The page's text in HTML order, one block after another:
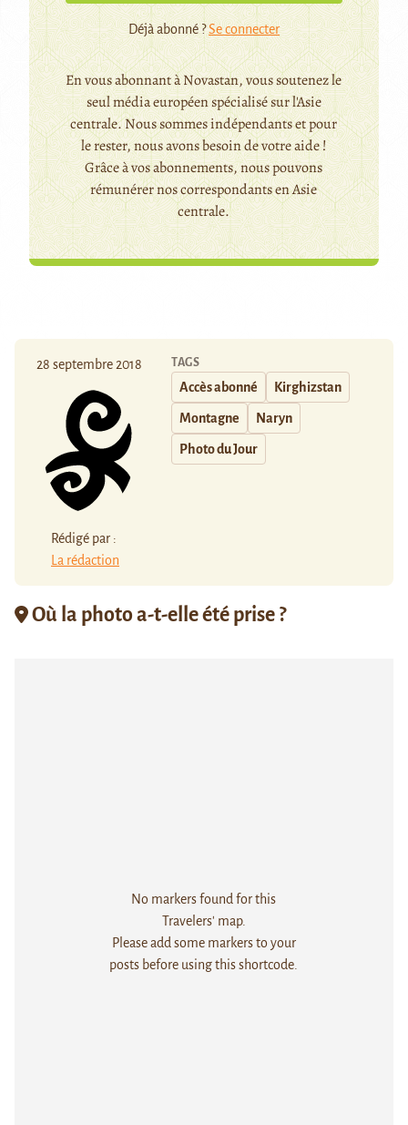
Déjà abonné ?Se connecter
En vous abonnant à Novastan, vous soutenez le
seul média européen spécialisé sur l'Asie
centrale. Nous sommes indépendants et pour
le rester, nous avons besoin de votre aide !
Grâce à vos abonnements, nous pouvons
rémunérer nos correspondants en Asie
centrale.
28 septembre 2018
Rédigé par :
La rédaction
TAGS
Accès abonné Kirghizstan
Montagne Naryn
Photo du Jour
Où la photo a-t-elle été prise ?
No markers found for this
Travelers' map.
Please add some markers to your
posts before using this shortcode.